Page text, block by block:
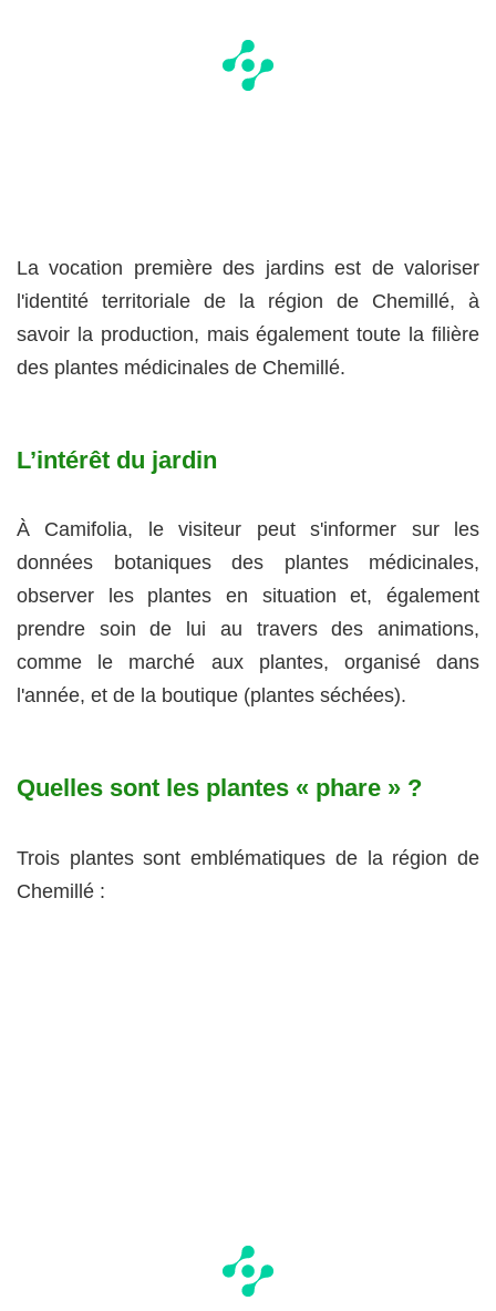
La vocation première des jardins est de valoriser
l'identité territoriale de la région de Chemillé, à
savoir la production, mais également toute la filière
des plantes médicinales de Chemillé.
L’intérêt du jardin
À Camifolia, le visiteur peut s'informer sur les
données botaniques des plantes médicinales,
observer les plantes en situation et, également
prendre soin de lui au travers des animations,
comme le marché aux plantes, organisé dans
l'année, et de la boutique (plantes séchées).
Quelles sont les plantes « phare » ?
Trois plantes sont emblématiques de la région de
Chemillé :